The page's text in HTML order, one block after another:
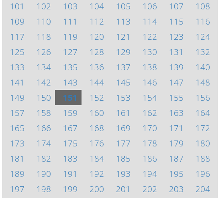
101
102 103 104 105 106 107
108
109
110 111 112 113 114 115
116
117
118 119 120 121 122 123
124
125
126 127 128 129 130 131
132
133
134 135 136 137 138 139
140
141
142 143 144 145 146 147
148
149
150 151 152 153 154 155
156
157
158 159 160 161 162 163
164
165
166 167 168 169 170 171
172
173
174 175 176 177 178 179
180
181
182 183 184 185 186 187
188
189
190 191 192 193 194 195
196
197
198 199 200 201 202 203
204